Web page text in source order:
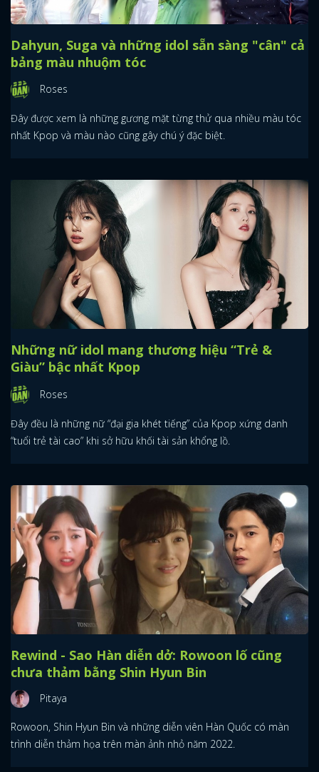
Dahyun, Suga và những idol sẵn sàng "cân" cả
bảng màu nhuộm tóc
Roses
Đây được xem là những gương mặt từng thử qua nhiều màu tóc
nhất Kpop và màu nào cũng gây chú ý đặc biệt.
Những nữ idol mang thương hiệu “Trẻ &
Giàu” bậc nhất Kpop
Roses
Đây đều là những nữ “đại gia khét tiếng” của Kpop xứng danh
“tuổi trẻ tài cao” khi sở hữu khối tài sản khổng lồ.
Rewind - Sao Hàn diễn dở: Rowoon lố cũng
chưa thảm bằng Shin Hyun Bin
Pitaya
Rowoon, Shin Hyun Bin và những diễn viên Hàn Quốc có màn
trình diễn thảm họa trên màn ảnh nhỏ năm 2022.